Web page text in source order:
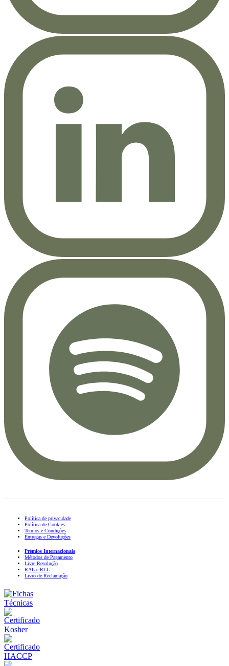
Política de privacidade
Política de Cookies
Termos e Condições
Entregas e Devoluções
Prémios Internacionais
Métodos de Pagamento
Livre Resolução
RAL e RLL
Livro de Reclamação